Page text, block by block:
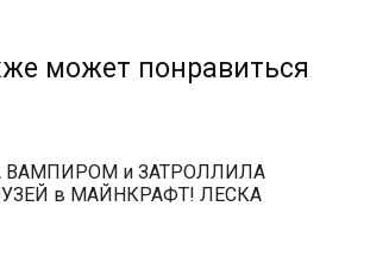
может понравиться
ВАМПИРОМ и ЗАТРОЛЛИЛА
в МАЙНКРАФТ! ЛЕСКА